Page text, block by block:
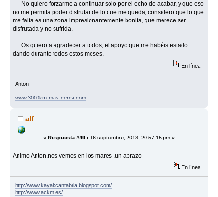
No quiero forzarme a continuar solo por el echo de acabar, y que eso
no me permita poder disfrutar de lo que me queda, considero que lo que
me falta es una zona impresionantemente bonita, que merece ser
disfrutada y no sufrida.
Os quiero a agradecer a todos, el apoyo que me habéis estado
dando durante todos estos meses.
En línea
Anton
www.3000km-mas-cerca.com
alf
« Respuesta #49 : 16 septiembre, 2013, 20:57:15 pm »
Animo Anton,nos vemos en los mares ,un abrazo
En línea
http://www.kayakcantabria.blogspot.com/
http://www.ackm.es/